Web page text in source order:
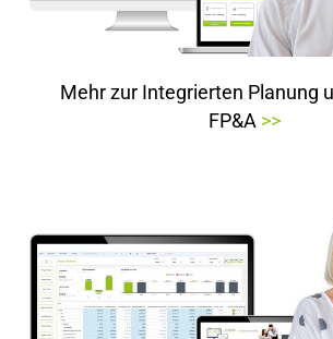
Mehr zur Integrierten Planung
FP&A >>